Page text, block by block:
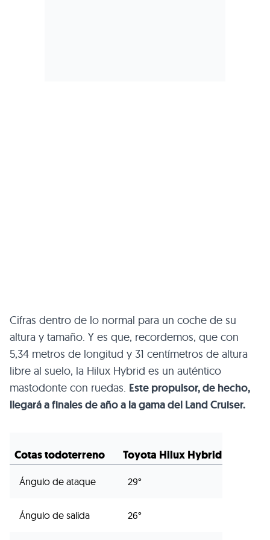
Cifras dentro de lo normal para un coche de su
altura y tamaño. Y es que, recordemos, que con
5,34 metros de longitud y 31 centímetros de altura
libre al suelo, la Hilux Hybrid es un auténtico
mastodonte con ruedas. Este propulsor, de hecho,
llegará a finales de año a la gama del Land Cruiser.
Cotas todoterreno Toyota Hilux Hybrid
Ángulo de ataque 29°
Ángulo de salida 26°